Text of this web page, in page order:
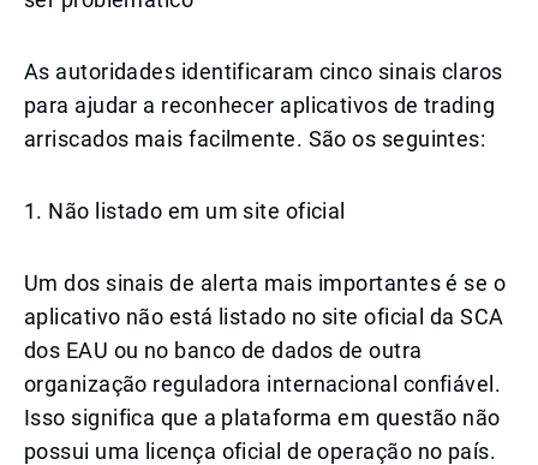
As autoridades identificaram cinco sinais claros
para ajudar a reconhecer aplicativos de trading
arriscados mais facilmente. São os seguintes:
1. Não listado em um site oficial
Um dos sinais de alerta mais importantes é se o
aplicativo não está listado no site oficial da SCA
dos EAU ou no banco de dados de outra
organização reguladora internacional confiável.
Isso significa que a plataforma em questão não
possui uma licença oficial de operação no país.